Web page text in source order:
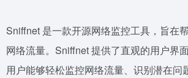
Sniffnet 是一款开源网络监控工具，旨在
网络流量。Sniffnet 提供了直观的用户界
用户能够轻松监控网络流量、识别潜在问